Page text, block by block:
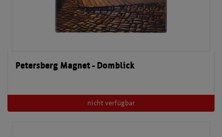
Petersberg Magnet - Domblick
nicht verfügbar